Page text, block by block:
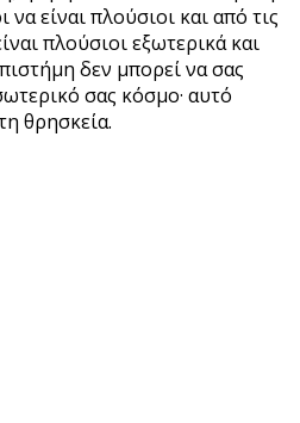
είναι πλούσιοι και από τις
πλούσιοι εξωτερικά και
δεν μπορεί να σας
σας κόσμο· αυτό
θρησκεία.